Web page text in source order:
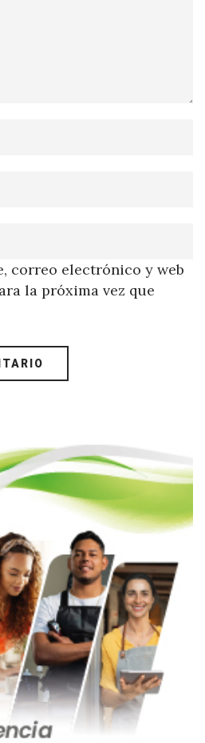
correo electrónico y web
la próxima vez que